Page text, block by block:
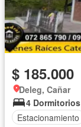
$ 185.000
Deleg, Cañar
4 Dormitorios
Estacionamiento